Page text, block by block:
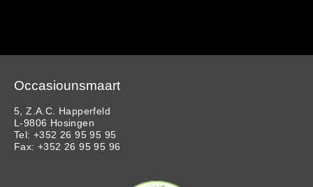
Occasiounsmaart
5, Z.A.C. Happerfeld
L-9806 Hosingen
Tel: +352 26 95 95 95
Fax: +352 26 95 95 96